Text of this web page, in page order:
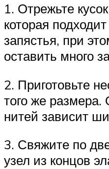
1. Отрежьте
которая
запястья, при
оставить много
2. Приготовьте
того же размера.
нитей зависит
3. Свяжите по
узел из концов